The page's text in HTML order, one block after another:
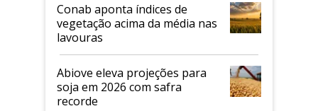
Conab aponta índices de
vegetação acima da média nas
lavouras
Abiove eleva projeções para
soja em 2026 com safra
recorde